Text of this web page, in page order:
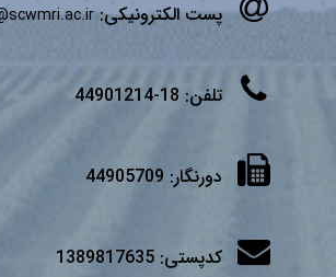
پست الکترونیکی:
تلفن: 18-44901214
دورنگار: 44905709
کدپستی: 1389817635